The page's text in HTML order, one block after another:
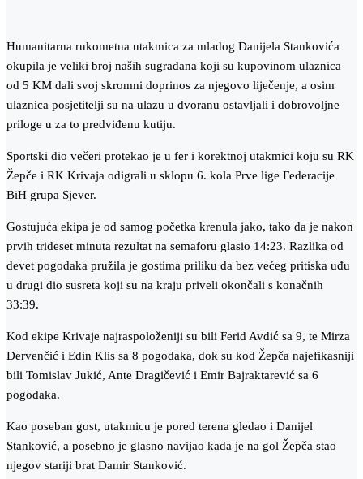
Humanitarna rukometna utakmica za mladog Danijela Stankovića
okupila je veliki broj naših sugrađana koji su kupovinom ulaznica
od 5 KM dali svoj skromni doprinos za njegovo liječenje, a osim
ulaznica posjetitelji su na ulazu u dvoranu ostavljali i dobrovoljne
priloge u za to predviđenu kutiju.
Sportski dio večeri protekao je u fer i korektnoj utakmici koju su RK
Žepče i RK Krivaja odigrali u sklopu 6. kola Prve lige Federacije
BiH grupa Sjever.
Gostujuća ekipa je od samog početka krenula jako, tako da je nakon
prvih trideset minuta rezultat na semaforu glasio 14:23. Razlika od
devet pogodaka pružila je gostima priliku da bez većeg pritiska uđu
u drugi dio susreta koji su na kraju priveli okončali s konačnih
33:39.
Kod ekipe Krivaje najraspoloženiji su bili Ferid Avdić sa 9, te Mirza
Dervenčić i Edin Klis sa 8 pogodaka, dok su kod Žepča najefikasniji
bili Tomislav Jukić, Ante Dragičević i Emir Bajraktarević sa 6
pogodaka.
Kao poseban gost, utakmicu je pored terena gledao i Danijel
Stanković, a posebno je glasno navijao kada je na gol Žepča stao
njegov stariji brat Damir Stanković.